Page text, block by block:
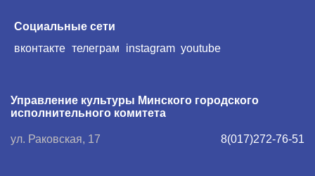
Социальные сети
вконтакте телеграм instagram youtube
Управление культуры Минского городского
исполнительного комитета
ул. Раковская, 17 8(017)272-76-51